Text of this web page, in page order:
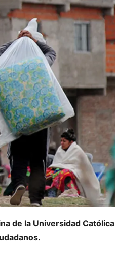
de la Universidad Católica